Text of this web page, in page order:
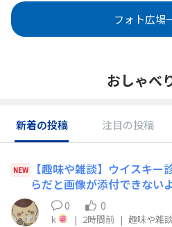
フォト広場
おしゃべ
新着の投稿 注目の投稿
NEW
【趣味や雑談】ウイスキ
らだと画像が添付できない
断のURLも置いときます前
たんですが、なんか疲れた
0 0
k | 2時間前 | 趣味や雑談